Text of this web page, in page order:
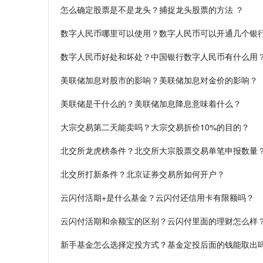
怎么确定股票是不是龙头？捕捉龙头股票的方法 ？
数字人民币哪里可以使用？数字人民币可以开通几个银
数字人民币好处和坏处？中国银行数字人民币有什么用
美联储加息对股市的影响？美联储加息对金价的影响？
美联储是干什么的？美联储加息降息意味着什么？
大宗交易第二天能卖吗？大宗交易折价10%的目的？
北交所龙虎榜条件？北交所大宗股票交易单笔申报数量
北交所打新条件？北京证券交易所如何开户？
云闪付活期+是什么基金？云闪付还信用卡有限额吗？
云闪付活期和余额宝的区别？云闪付里面的理财怎么样
新手基金怎么选择定投方式？基金定投后面的钱能取出